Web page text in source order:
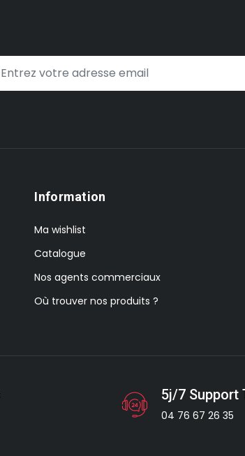
Information
Ma wishlist
Catalogue
Nos agents commerciaux
Où trouver nos produits ?
5j/7 Support
04 76 67 26 35